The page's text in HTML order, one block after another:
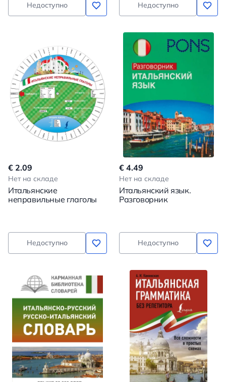
Недоступно Недоступно
€ 2.09
Нет на складе
Итальянские
неправильные глаголы
Недоступно
€ 4.49
Нет на складе
Итальянский язык.
Разговорник
Недоступно